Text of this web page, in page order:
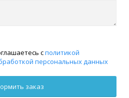
сполитикой
персональных данных